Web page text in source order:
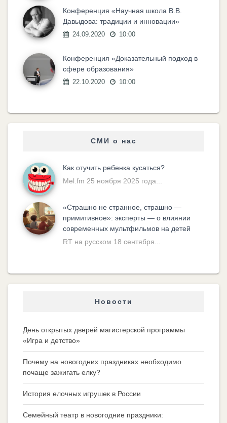
Конференция «Научная школа В.В.
Давыдова: традиции и инновации»
24.09.2020 10:00
Конференция «Доказательный подход в
сфере образования»
22.10.2020 10:00
СМИ о нас
Как отучить ребенка кусаться?
Mel.fm 25 ноября 2025 года...
«Cтрашно не странное, страшно —
примитивное»: эксперты — о влиянии
современных мультфильмов на детей
RT на русском 18 сентября...
Новости
День открытых дверей магистерской программы
«Игра и детство»
Почему на новогодних праздниках необходимо
почаще зажигать елку?
История елочных игрушек в России
Семейный театр в новогодние праздники: